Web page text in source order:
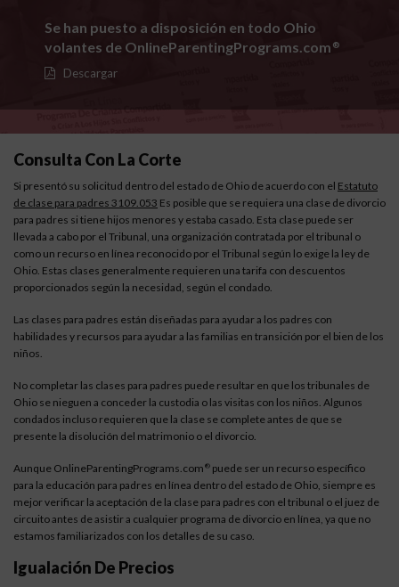
Se han puesto a disposición en todo Ohio
volantes de OnlineParentingPrograms.com ®
Descargar
Consulta Con La Corte
Si presentó su solicitud dentro del estado de Ohio de acuerdo con el Estatuto
de clase para padres 3109.053 Es posible que se requiera una clase de divorcio
para padres si tiene hijos menores y estaba casado. Esta clase puede ser
llevada a cabo por el Tribunal, una organización contratada por el tribunal o
como un recurso en línea reconocido por el Tribunal según lo exige la ley de
Ohio. Estas clases generalmente requieren una tarifa con descuentos
proporcionados según la necesidad, según el condado.
Las clases para padres están diseñadas para ayudar a los padres con
habilidades y recursos para ayudar a las familias en transición por el bien de los
niños.
No completar las clases para padres puede resultar en que los tribunales de
Ohio se nieguen a conceder la custodia o las visitas con los niños. Algunos
condados incluso requieren que la clase se complete antes de que se
presente la disolución del matrimonio o el divorcio.
Aunque OnlineParentingPrograms.com ® puede ser un recurso específico
para la educación para padres en línea dentro del estado de Ohio, siempre es
mejor verificar la aceptación de la clase para padres con el tribunal o el juez de
circuito antes de asistir a cualquier programa de divorcio en línea, ya que no
estamos familiarizados con los detalles de su caso.
Igualación De Precios